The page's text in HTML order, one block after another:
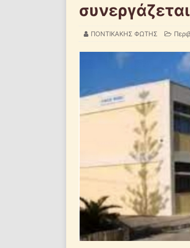
ΠΟΝΤΙΚΑΚΗΣ ΦΩΤΗΣ